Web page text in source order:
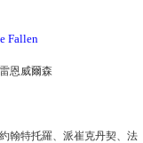
Fallen
恩威爾森
特托羅、派崔克丹契、法